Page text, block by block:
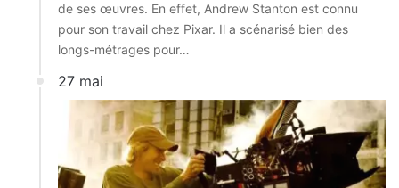
de ses œuvres. En effet, Andrew Stanton est connu
pour son travail chez Pixar. Il a scénarisé bien des
longs-métrages pour…
27 mai